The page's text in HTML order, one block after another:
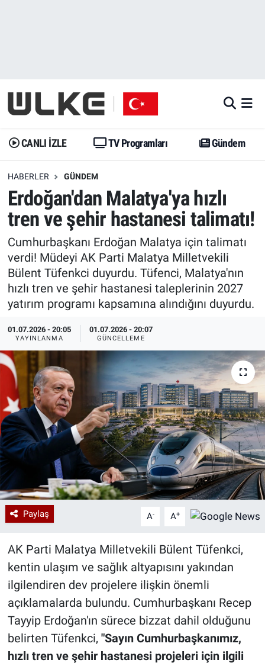
CANLI İZLE TV Programları Gündem
HABERLER GÜNDEM
Erdoğan'dan Malatya'ya hızlı
tren ve şehir hastanesi talimatı!
Cumhurbaşkanı Erdoğan Malatya için talimatı
verdi! Müdeyi AK Parti Malatya Milletvekili
Bülent Tüfenkci duyurdu. Tüfenci, Malatya'nın
hızlı tren ve şehir hastanesi taleplerinin 2027
yatırım programı kapsamına alındığını duyurdu.
01.07.2026 - 20:05
YAYINLANMA
01.07.2026 - 20:07
GÜNCELLEME
Paylaş A- A+
AK Parti Malatya Milletvekili Bülent Tüfenkci,
kentin ulaşım ve sağlık altyapısını yakından
ilgilendiren dev projelere ilişkin önemli
açıklamalarda bulundu. Cumhurbaşkanı Recep
Tayyip Erdoğan'ın sürece bizzat dahil olduğunu
belirten Tüfenkci, "Sayın Cumhurbaşkanımız,
hızlı tren ve şehir hastanesi projeleri için ilgili
Gündem
Dünya
Erişim Bilgileri
Ekonomi
Trend
Özel Haberler
Gündem
Trend
Erişim Bilgileri
Spor
Ekonomi
Dünya
Kadın
Erişim Bilgileri
Sağlık
Teknoloji
Ramazan
İstanbul Namaz Vakitleri
Trafik Durumu
Erişim Bilgileri
Tüm Manşetler
Son Dakika Haberleri
Haber Arşivi